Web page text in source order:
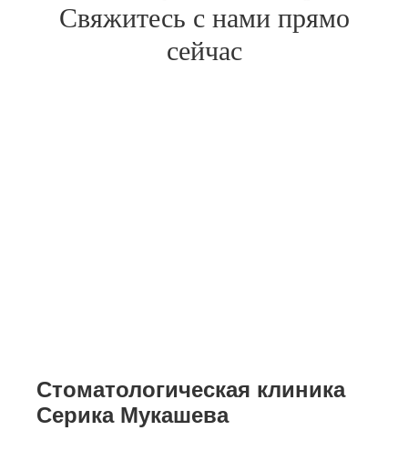
Свяжитесь с нами прямо
сейчас
Стоматологическая клиника
Серика Мукашева